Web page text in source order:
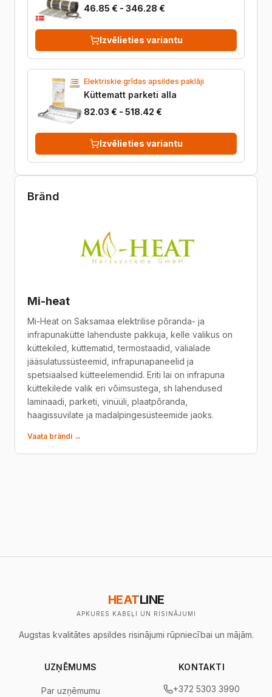
46.85 € - 346.28 €
Izvēlieties variantu
Elektriskie grīdas apsildes paklāji
Küttematt parketi alla
82.03 € - 518.42 €
Izvēlieties variantu
Bränd
Mi-heat
Mi-Heat on Saksamaa elektrilise põranda- ja
infrapunakütte lahenduste pakkuja, kelle valikus on
küttekiled, küttematid, termostaadid, välialade
jääsulatussüsteemid, infrapunapaneelid ja
spetsiaalsed kütteelemendid. Eriti lai on infrapuna
küttekilede valik eri võimsustega, sh lahendused
laminaadi, parketi, vinüüli, plaatpõranda,
haagissuvilate ja madalpingesüsteemide jaoks.
Vaata brändi →
HEATLINE
APKURES KABEĻI UN RISINĀJUMI
Augstas kvalitātes apsildes risinājumi rūpniecībai un mājām.
UZŅĒMUMS
Par uzņēmumu
KONTAKTI
+372 5303 3990